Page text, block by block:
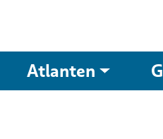
Atlanten